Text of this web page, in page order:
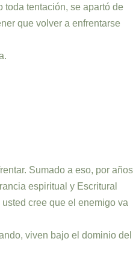
toda tentación, se apartó de
que volver a enfrentarse
Sumado a eso, por años
espiritual y Escritural
cree que el enemigo va
viven bajo el dominio del